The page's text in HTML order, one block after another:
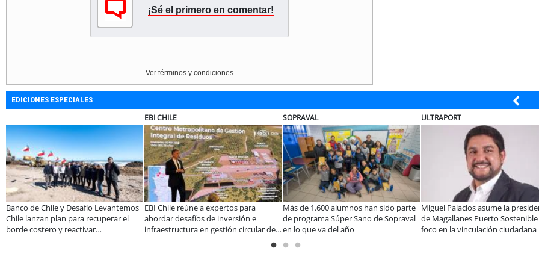
¡Sé el primero en comentar!
Ver términos y condiciones
EDICIONES ESPECIALES
para
inversión e
gestión circular de
Más de 1.600 alumnos han sido parte
de programa Súper Sano de Sopraval
en lo que va del año
Miguel Palacios asume la presidencia
de Magallanes Puerto Sostenible con
foco en la vinculación ciudadana
Estudiantes de la UCN desarrollan
tecnología para modernizar la
operación de Ultraport Coquimbo
Educación y
privada se
encuentro